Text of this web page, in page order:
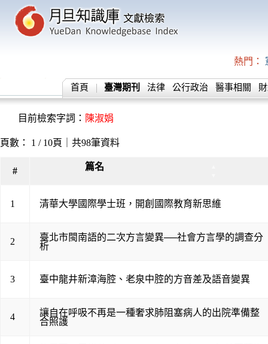
熱門：
首頁 臺灣期刊 法律 公行政治 醫事相關
目前檢索字詞： 陳淑娟
頁數： 1 / 10頁｜共98筆資料
# 篇名
1 清華大學國際學士班，開創國際教育新思維
2
臺北市閩南語的二次方言變異──社會方言學的調查分
析
3 臺中龍井新漳海腔、老泉中腔的方音差及語音變異
4
讓自在呼吸不再是一種奢求肺阻塞病人的出院準備整
合照護